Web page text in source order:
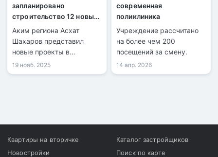
запланировано
строительство 12 новых
школ
Аким региона Асхат
Шахаров представил
новые проекты в
образовании и
здравоохранении.
19 нояб. 2025
современная
поликлиника
Учреждение рассчитано
на более чем 200
посещений за смену.
14 апр. 2026
Квартиры на вторичке
Новостройки
Каталог застройщиков
Поиск по карте